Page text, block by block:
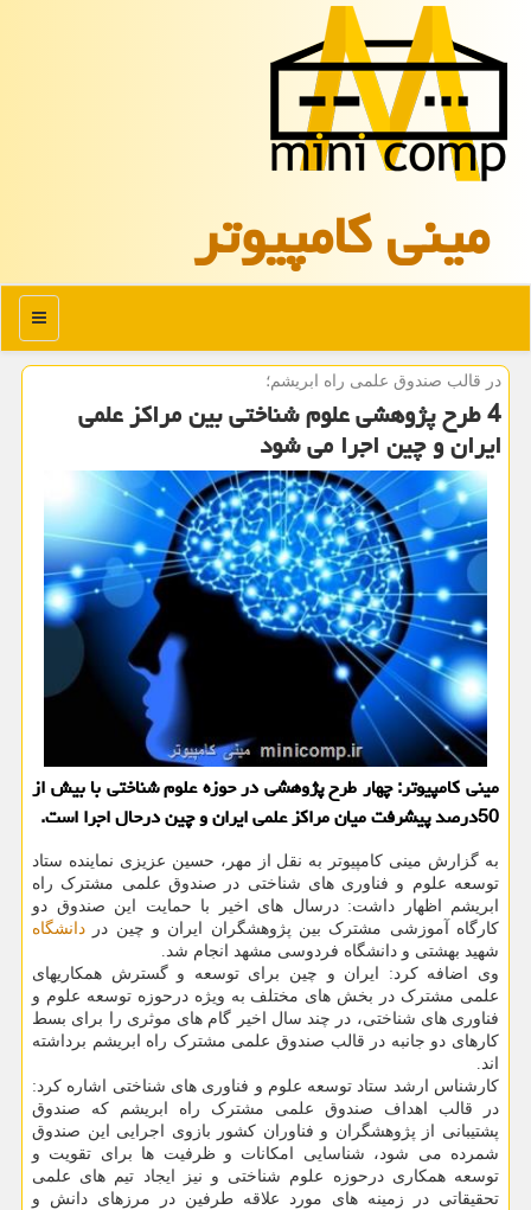
مینی كامپیوتر
منو
در قالب صندوق علمی راه ابریشم؛
4 طرح پژوهشی علوم شناختی بین مراكز علمی
ایران و چین اجرا می شود
مینی كامپیوتر: چهار طرح پژوهشی در حوزه علوم شناختی با بیش از
50درصد پیشرفت میان مراكز علمی ایران و چین درحال اجرا است.
به گزارش مینی کامپیوتر به نقل از مهر، حسین عزیزی نماینده ستاد
توسعه علوم و فناوری های شناختی در صندوق علمی مشترک راه
ابریشم اظهار داشت: درسال های اخیر با حمایت این صندوق دو
کارگاه آموزشی مشترک بین پژوهشگران ایران و چین در دانشگاه
شهید بهشتی و دانشگاه فردوسی مشهد انجام شد.
وی اضافه کرد: ایران و چین برای توسعه و گسترش همکاریهای
علمی مشترک در بخش های مختلف به ویژه درحوزه توسعه علوم و
فناوری های شناختی، در چند سال اخیر گام های موثری را برای بسط
کارهای دو جانبه در قالب صندوق علمی مشترک راه ابریشم برداشته
اند.
کارشناس ارشد ستاد توسعه علوم و فناوری های شناختی اشاره کرد:
در قالب اهداف صندوق علمی مشترک راه ابریشم که صندوق
پشتیبانی از پژوهشگران و فناوران کشور بازوی اجرایی این صندوق
شمرده می شود، شناسایی امکانات و ظرفیت ها برای تقویت و
توسعه همکاری درحوزه علوم شناختی و نیز ایجاد تیم های علمی
تحقیقاتی در زمینه های مورد علاقه طرفین در مرزهای دانش و